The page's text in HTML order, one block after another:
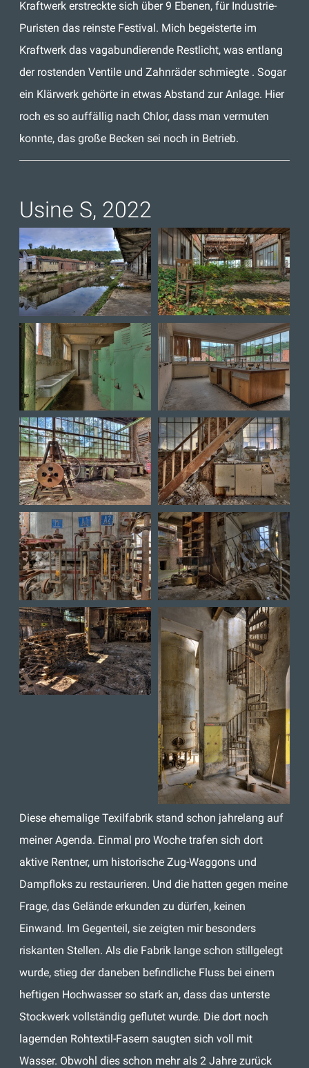
Kraftwerk erstreckte sich über 9 Ebenen, für Industrie-
Puristen das reinste Festival. Mich begeisterte im
Kraftwerk das vagabundierende Restlicht, was entlang
der rostenden Ventile und Zahnräder schmiegte . Sogar
ein Klärwerk gehörte in etwas Abstand zur Anlage. Hier
roch es so auffällig nach Chlor, dass man vermuten
konnte, das große Becken sei noch in Betrieb.
Usine S, 2022
Diese ehemalige Texilfabrik stand schon jahrelang auf
meiner Agenda. Einmal pro Woche trafen sich dort
aktive Rentner, um historische Zug-Waggons und
Dampfloks zu restaurieren. Und die hatten gegen meine
Frage, das Gelände erkunden zu dürfen, keinen
Einwand. Im Gegenteil, sie zeigten mir besonders
riskanten Stellen. Als die Fabrik lange schon stillgelegt
wurde, stieg der daneben befindliche Fluss bei einem
heftigen Hochwasser so stark an, dass das unterste
Stockwerk vollständig geflutet wurde. Die dort noch
lagernden Rohtextil-Fasern saugten sich voll mit
Wasser. Obwohl dies schon mehr als 2 Jahre zurück